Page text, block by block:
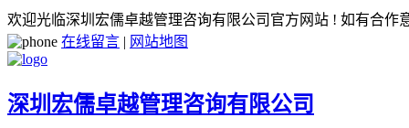
欢迎光临深圳宏儒卓越管理咨询有限公司官方网站 ! 如有合作
在线留言 | 网站地图
深圳宏儒卓越管理咨询有限公司